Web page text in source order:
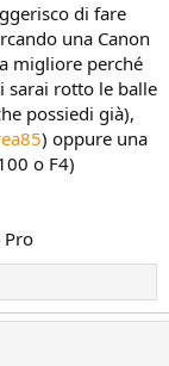
di fare
una Canon
migliore perché
sarai rotto le balle
possiedi già),
) oppure una
o F4)
Pro